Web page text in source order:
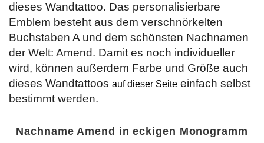
dieses Wandtattoo. Das personalisierbare
Emblem besteht aus dem verschnörkelten
Buchstaben A und dem schönsten Nachnamen
der Welt: Amend. Damit es noch individueller
wird, können außerdem Farbe und Größe auch
dieses Wandtattoos auf dieser Seite einfach selbst
bestimmt werden.
Nachname Amend in eckigen Monogramm